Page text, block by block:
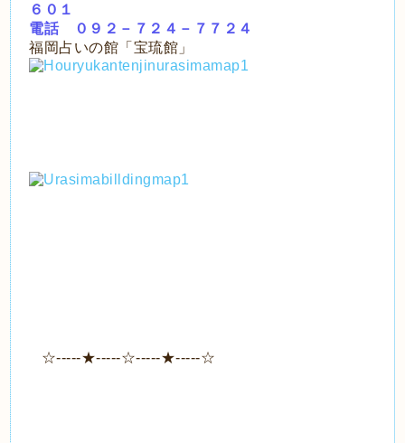
６０１
電話 ０９２－７２４－７７２４
福岡占いの館「宝琉館」
☆-----★-----☆-----★-----☆